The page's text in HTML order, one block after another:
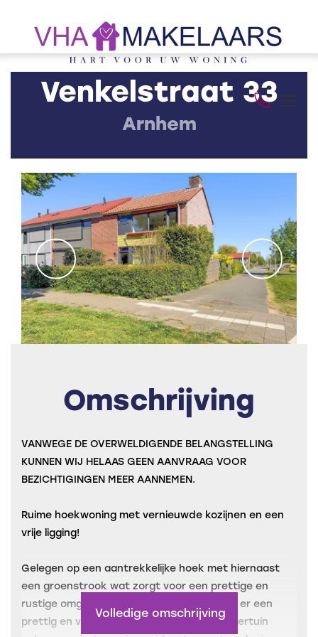
Venkelstraat 33
Arnhem
Omschrijving
VANWEGE DE OVERWELDIGENDE BELANGSTELLING
KUNNEN WIJ HELAAS GEEN AANVRAAG VOOR
BEZICHTIGINGEN MEER AANNEMEN.
Ruime hoekwoning met vernieuwde kozijnen en een
vrije ligging!
Gelegen op een aantrekkelijke hoek met hiernaast
een groenstrook wat zorgt voor een prettige en
rustige omgeving. Vanuit de woonkamer is er een
prettig en vrij uitzicht. Er is een diepe achtertuin
Volledige omschrijving